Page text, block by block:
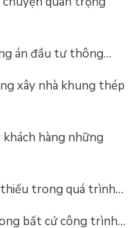
án đầu tư thông…
xây nhà khung thép
hàng những
trong quá trình…
bất cứ công trình…